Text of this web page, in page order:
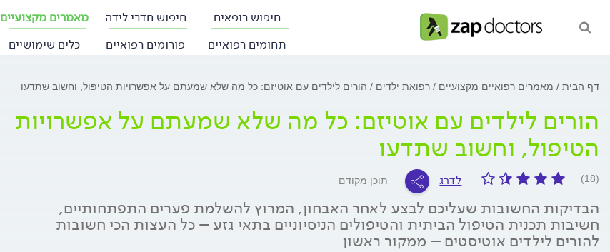
חיפוש רופאים חיפוש חדרי לידה מאמרים מקצועיים
תחומים רפואיים
פורומים רפואיים כלים שימושיים
דף הבית מאמרים רפואיים מקצועיים רפואת ילדים הורים לילדים עם אוטיזם: כל מה שלא שמעתם על אפשרויות הטיפול, וחשוב שתדעו
הורים לילדים עם אוטיזם: כל מה שלא שמעתם על אפשרויות
הטיפול, וחשוב שתדעו
(18) לדרג תוכן מקודם
הבדיקות החשובות שעליכם לבצע לאחר האבחון, המרוץ להשלמת פערים התפתחותיים,
חשיבות תכנית הטיפול הביתית והטיפולים הניסיוניים בתאי גזע – כל העצות הכי חשובות
להורים לילדים אוטיסטים – ממקור ראשון